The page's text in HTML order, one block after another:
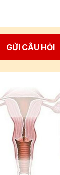
GỬI CÂU HỎI